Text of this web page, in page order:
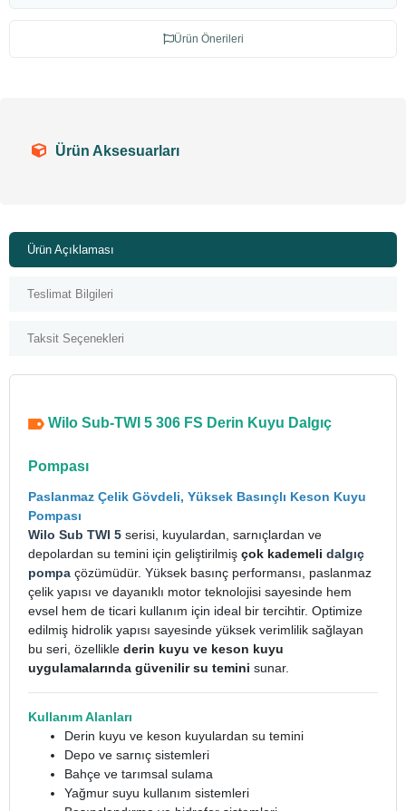
Ürün Önerileri
Ürün Aksesuarları
Ürün Açıklaması
Teslimat Bilgileri
Taksit Seçenekleri
Wilo Sub-TWI 5 306 FS Derin Kuyu Dalgıç
Pompası
Paslanmaz Çelik Gövdeli, Yüksek Basınçlı Keson Kuyu
Pompası
Wilo Sub TWI 5 serisi, kuyulardan, sarnıçlardan ve
depolardan su temini için geliştirilmiş çok kademeli dalgıç
pompa çözümüdür. Yüksek basınç performansı, paslanmaz
çelik yapısı ve dayanıklı motor teknolojisi sayesinde hem
evsel hem de ticari kullanım için ideal bir tercihtir. Optimize
edilmiş hidrolik yapısı sayesinde yüksek verimlilik sağlayan
bu seri, özellikle derin kuyu ve keson kuyu
uygulamalarında güvenilir su temini sunar.
Kullanım Alanları
Derin kuyu ve keson kuyulardan su temini
Depo ve sarnıç sistemleri
Bahçe ve tarımsal sulama
Yağmur suyu kullanım sistemleri